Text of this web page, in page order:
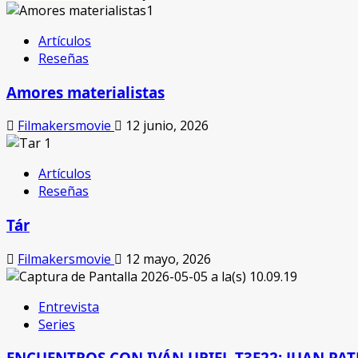
Artículos
Reseñas
Amores materialistas
Filmakersmovie 12 junio, 2026
Artículos
Reseñas
Tár
Filmakersmovie 12 mayo, 2026
Entrevista
Series